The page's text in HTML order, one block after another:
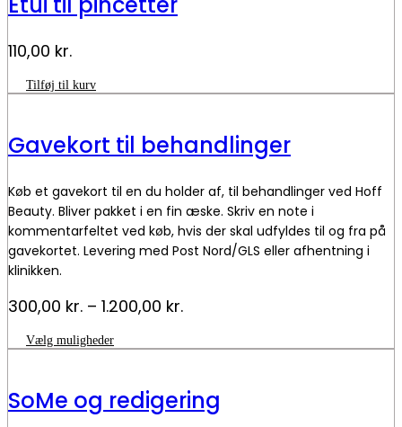
varianter.
Mulighederne
110,00 kr.
Etui
til
Tilføj til kurv
Gavekort til behandlinger
Køb et gavekort til en du holder af, til behandlinger ved Hoff
Beauty. Bliver pakket i en fin æske. Skriv en note i
kommentarfeltet ved køb, hvis der skal udfyldes til og fra på
gavekortet. Levering med Post Nord/GLS eller afhentning i
klinikken.
300,00 kr. – 1.200,00 kr.Prisinterval:
til
Vælg muligheder
vare
varianter.
Mulighederne
SoMe og redigering